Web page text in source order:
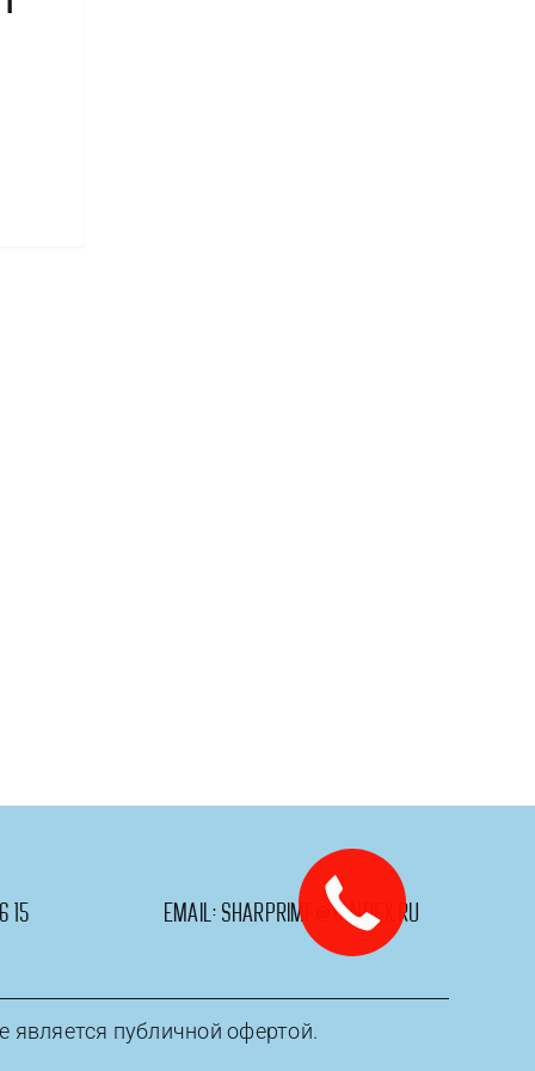
15 email: sharprime@yandex.ru
является публичной офертой.